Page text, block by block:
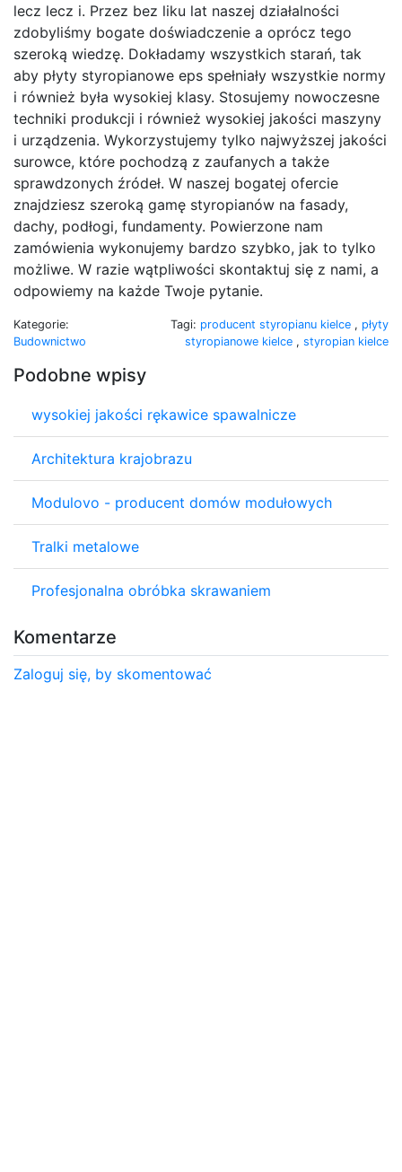
lecz lecz i. Przez bez liku lat naszej działalności
zdobyliśmy bogate doświadczenie a oprócz tego
szeroką wiedzę. Dokładamy wszystkich starań, tak
aby płyty styropianowe eps spełniały wszystkie normy
i również była wysokiej klasy. Stosujemy nowoczesne
techniki produkcji i również wysokiej jakości maszyny
i urządzenia. Wykorzystujemy tylko najwyższej jakości
surowce, które pochodzą z zaufanych a także
sprawdzonych źródeł. W naszej bogatej ofercie
znajdziesz szeroką gamę styropianów na fasady,
dachy, podłogi, fundamenty. Powierzone nam
zamówienia wykonujemy bardzo szybko, jak to tylko
możliwe. W razie wątpliwości skontaktuj się z nami, a
odpowiemy na każde Twoje pytanie.
Kategorie:
Budownictwo
Tagi: producent styropianu kielce , płyty
styropianowe kielce , styropian kielce
Podobne wpisy
wysokiej jakości rękawice spawalnicze
Architektura krajobrazu
Modulovo - producent domów modułowych
Tralki metalowe
Profesjonalna obróbka skrawaniem
Komentarze
Zaloguj się, by skomentować